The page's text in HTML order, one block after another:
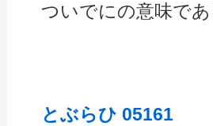
ついでにの意味であ
とぶらひ 05161